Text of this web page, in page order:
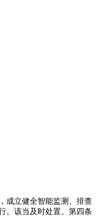
成立健全智能监测、排查
。该当及时处置。第四条